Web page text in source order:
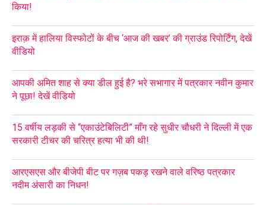
किया!
इराक़ में हालिया विस्फोटों के बीच ‘आज की खबर’ की ग्राउंड रिपोर्टिंग, देखें
वीडियो
आपकी अमित शाह से क्या डील हुई है? भरे सभागार में पत्रकार नवीन कुमार
ने पूछा! देखें वीडियो
15 वर्षीय लड़की से “एकाउंटेबिलिटी” माँग रहे सुधीर चौधरी ने दिल्ली में एक
सरकारी टीचर की चरित्र हत्या भी की थी!
आरएसएस और बीजेपी बीट पर गज़ब पकड़ रखने वाले वरिष्ठ पत्रकार
नदीम अंसारी का निधन!